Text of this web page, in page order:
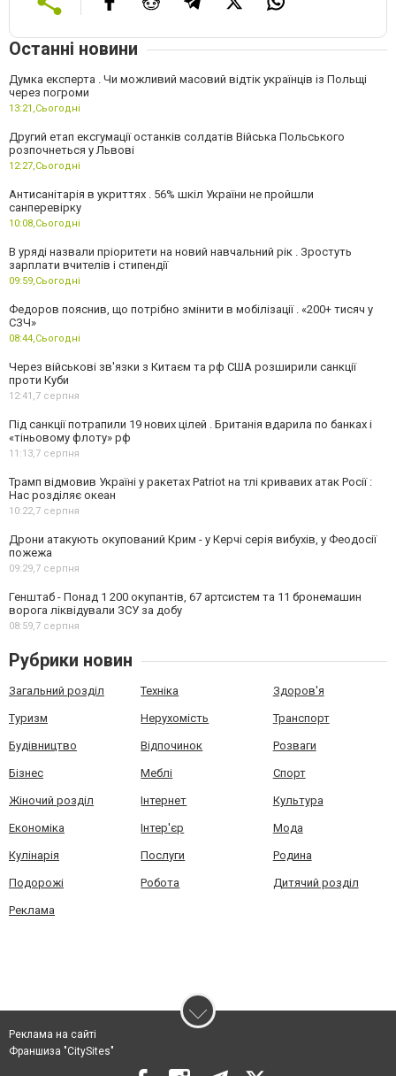
Останні новини
Думка експерта . Чи можливий масовий відтік українців із Польщі
через погроми
13:21,Сьогодні
Другий етап ексгумації останків солдатів Війська Польського
розпочнеться у Львові
12:27,Сьогодні
Антисанітарія в укриттях . 56% шкіл України не пройшли
санперевірку
10:08,Сьогодні
В уряді назвали пріоритети на новий навчальний рік . Зростуть
зарплати вчителів і стипендії
09:59,Сьогодні
Федоров пояснив, що потрібно змінити в мобілізації . «200+ тисяч у
СЗЧ»
08:44,Сьогодні
Через військові зв'язки з Китаєм та рф США розширили санкції
проти Куби
12:41,7 серпня
Під санкції потрапили 19 нових цілей . Британія вдарила по банках і
«тіньовому флоту» рф
11:13,7 серпня
Трамп відмовив Україні у ракетах Patriot на тлі кривавих атак Росії :
Нас розділяє океан
10:22,7 серпня
Дрони атакують окупований Крим - у Керчі серія вибухів, у Феодосії
пожежа
09:29,7 серпня
Генштаб - Понад 1 200 окупантів, 67 артсистем та 11 бронемашин
ворога ліквідували ЗСУ за добу
08:59,7 серпня
Рубрики новин
Загальний розділ Техніка Здоров'я
Туризм Нерухомість Транспорт
Будівництво Відпочинок Розваги
Бізнес Меблі Спорт
Жіночий розділ Інтернет Культура
Економіка Інтер'єр Мода
Кулінарія Послуги Родина
Подорожі Робота Дитячий розділ
Реклама
Реклама на сайті
Франшиза "CitySites"